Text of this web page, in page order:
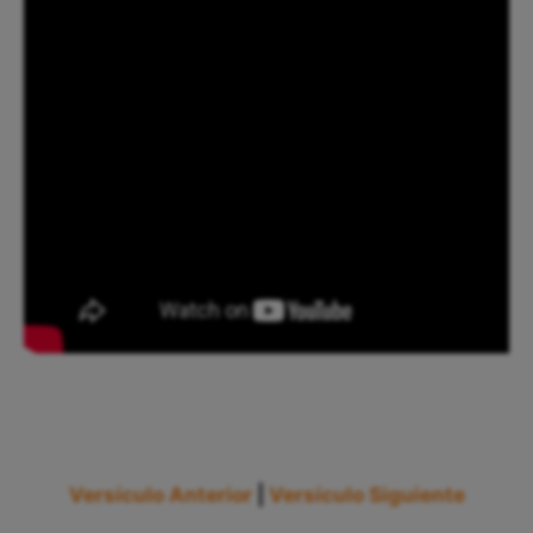
Versículo Anterior Versículo Siguiente